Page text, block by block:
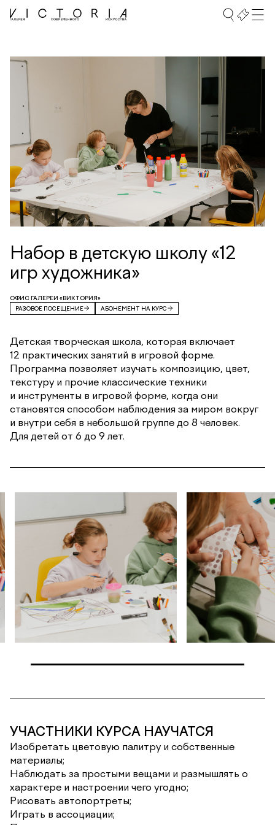
Набор в детскую школу «12
игр художника»
ОФИС ГАЛЕРЕИ «ВИКТОРИЯ»
РАЗОВОЕ ПОСЕЩЕНИЕ
АБОНЕМЕНТ НА КУРС
Детская творческая школа, которая включает
12 практических занятий в игровой форме.
Программа позволяет изучать композицию, цвет,
текстуру и прочие классические техники
и инструменты в игровой форме, когда они
становятся способом наблюдения за миром вокруг
и внутри себя в небольшой группе до 8 человек.
Для детей от 6 до 9 лет.
УЧАСТНИКИ КУРСА НАУЧАТСЯ
Изобретать цветовую палитру и собственные
материалы;
Наблюдать за простыми вещами и размышлять о
характере и настроении чего угодно;
Рисовать автопортреты;
Играть в ассоциации;